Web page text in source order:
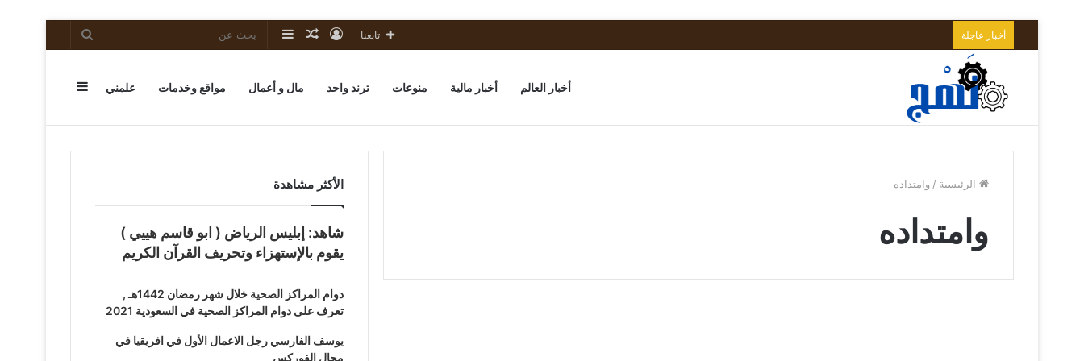
أخبار عاجلة
بحث
إضافة
جانبي
مقالتسجيل
تابعنا
أخبار العالم أخبار مالية منوعات ترند واحد مال و أعمال مواقع وخدمات علمني إضافة
الرئيسية / وامتداده
وامتداده
الأكثر مشاهدة
شاهد: إبليس الرياض ( ابو قاسم هييي )
يقوم بالإستهزاء وتحريف القرآن الكريم
دوام المراكز الصحية خلال شهر رمضان 1442هـ ,
تعرف على دوام المراكز الصحية في السعودية 2021
يوسف الفارسي رجل الاعمال الأول في افريقيا في
مجال الفوركس